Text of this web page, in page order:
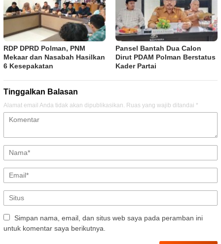
RDP DPRD Polman, PNM
Mekaar dan Nasabah Hasilkan
6 Kesepakatan
Pansel Bantah Dua Calon
Dirut PDAM Polman Berstatus
Kader Partai
Tinggalkan Balasan
Alamat email Anda tidak akan dipublikasikan. Ruas yang wajib ditandai *
Simpan nama, email, dan situs web saya pada peramban ini
untuk komentar saya berikutnya.